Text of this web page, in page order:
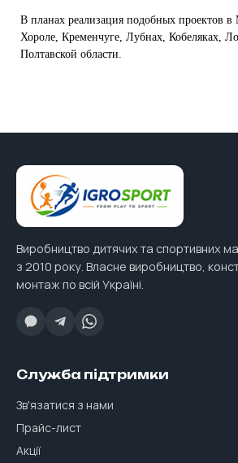
В планах реализация подобных проектов
Хороле, Кременчуге, Лубнах, Кобеляках,
Полтавской области.
Виробництво дитячих та спортивних
з 2010 року. Власне виробництво,
монтаж по всій Україні.
Служба підтримки
Зв'язатися з нами
Прайс-лист
Акції